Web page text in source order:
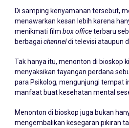
Di samping kenyamanan tersebut,
menawarkan kesan lebih karena
menikmati film box officeterbaru
berbagai channeldi televisi ataupun
Tak hanya itu, menonton di bioskop
menyaksikan tayangan perdana
para Psikolog, mengunjungi tempat
manfaat buat kesehatan mental
Menonton di bioskop juga bukan
mengembalikan kesegaran pikiran